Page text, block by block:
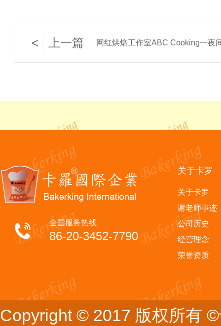
< 上一篇
全国服务热线
86-20-3452-7790
关于卡罗
关于卡罗
谢老师事迹
公司历史
经营理念
荣誉资质
Copyright © 2017 版权所有